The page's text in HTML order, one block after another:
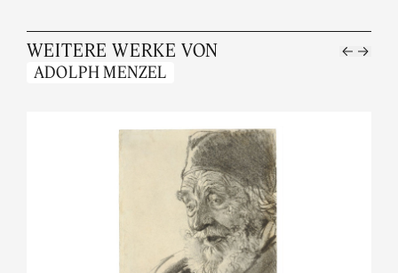
WEITERE WERKE VON
ADOLPH MENZEL